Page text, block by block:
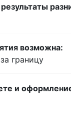
возможна:
границу
и